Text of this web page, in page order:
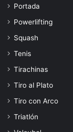
Portada
Powerlifting
Squash
Tenis
Tirachinas
Tiro al Plato
Tiro con Arco
Triatlón